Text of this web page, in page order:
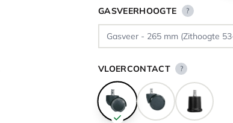
GASVEERHOOGTE ?
VLOERCONTACT ?